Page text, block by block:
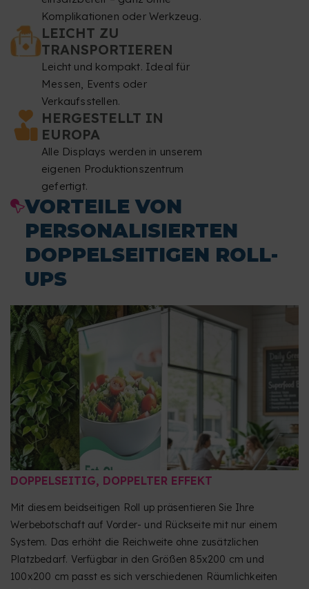
Farbmodus: CMYK.
Dateiformat : PDF im Maßstab 1:1 ohne Passwortschutz.
Typografie
Pfade konvertiert sein.
Minimale Schriftgröße: 20 pt.
Minimale Linienstärke
Überdrucken: Wir korrigieren keine
Überdruckeinstellungen.
Dateiprüfung: Wir führen keine Rechtschreibprüfung
oder Inhaltskontrolle durch.
Um Ihre Datei korrekt vorzubereiten empfehlen wir Ihnen
die Vorlage herunterzuladen die Sie unten im Abschnitt
Unsere Vorlagen herunterladen finden.
Komplikationen oder Werkzeug.
LEICHT ZU
TRANSPORTIEREN
Leicht und kompakt. Ideal für
Messen, Events oder
Verkaufsstellen.
HERGESTELLT IN
EUROPA
Alle Displays werden in unserem
eigenen Produktionszentrum
gefertigt.
VORTEILE VON
PERSONALISIERTEN
DOPPELSEITIGEN ROLL-
UPS
DOPPELSEITIG, DOPPELTER EFFEKT
Mit diesem beidseitigen Roll up präsentieren Sie Ihre
Werbebotschaft auf Vorder- und Rückseite mit nur einem
System. Das erhöht die Reichweite ohne zusätzlichen
Platzbedarf. Verfügbar in den Größen 85x200 cm und
100x200 cm passt es sich verschiedenen Räumlichkeiten